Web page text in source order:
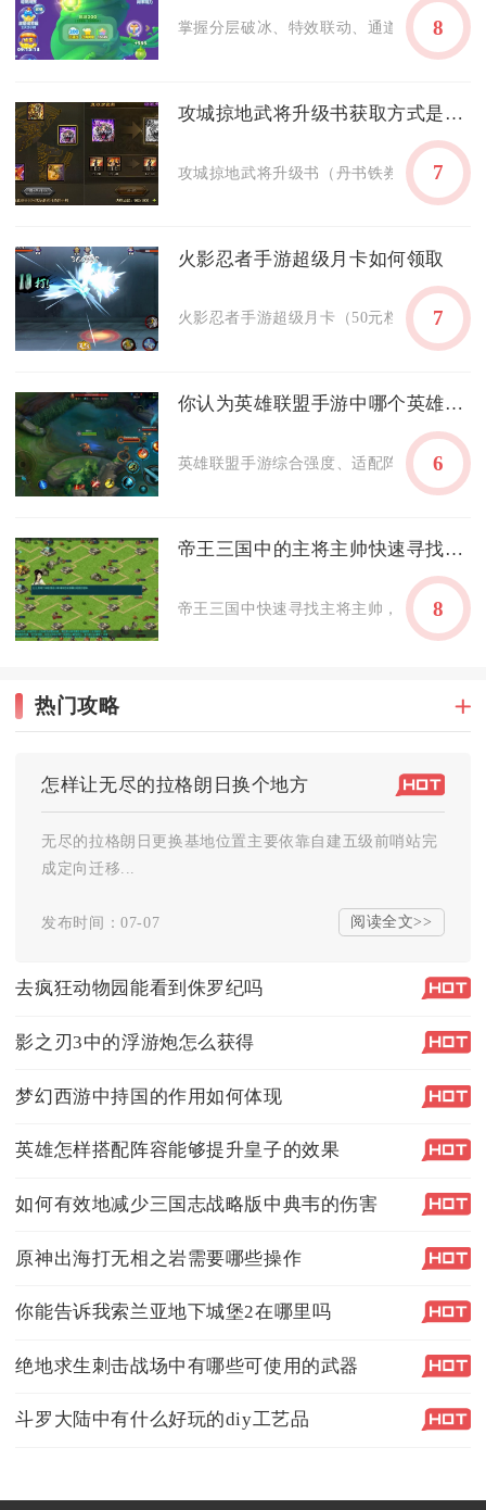
掌握分层破冰、特效联动、通道优先清理
8
攻城掠地武将升级书获取方式是什么
攻城掠地武将升级书（丹书铁券）可通过
7
火影忍者手游超级月卡如何领取
火影忍者手游超级月卡（50元档每月福袋
7
你认为英雄联盟手游中哪个英雄厉害
英雄联盟手游综合强度、适配阵容、上分
6
帝王三国中的主将主帅快速寻找技巧有哪些
帝王三国中快速寻找主将主帅，核心在于锁
8
热门攻略
怎样让无尽的拉格朗日换个地方
无尽的拉格朗日更换基地位置主要依靠自建五级前哨站完
成定向迁移...
发布时间：07-07 阅读全文>>
去疯狂动物园能看到侏罗纪吗
影之刃3中的浮游炮怎么获得
梦幻西游中持国的作用如何体现
英雄怎样搭配阵容能够提升皇子的效果
如何有效地减少三国志战略版中典韦的伤害
原神出海打无相之岩需要哪些操作
你能告诉我索兰亚地下城堡2在哪里吗
绝地求生刺击战场中有哪些可使用的武器
斗罗大陆中有什么好玩的diy工艺品